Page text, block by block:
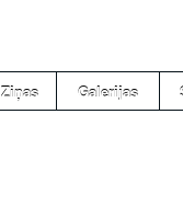
Ziņas Galerijas